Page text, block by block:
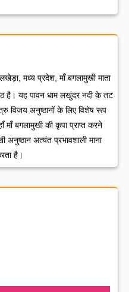
मध्य प्रदेश, माँ बगलामुखी माता
है। यह पावन धाम लखुंदर नदी के तट
विजय अनुष्ठानों के लिए विशेष रूप
माँ बगलामुखी की कृपा प्राप्त करने
अत्यंत प्रभावशाली माना
है।